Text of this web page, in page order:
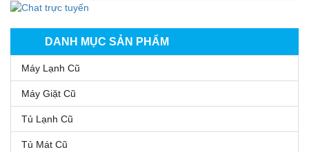
DANH MỤC SẢN PHẨM
Máy Lạnh Cũ
Máy Giặt Cũ
Tủ Lạnh Cũ
Tủ Mát Cũ